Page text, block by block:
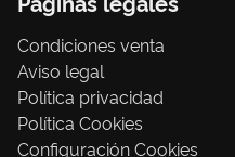
Condiciones venta
Aviso legal
Política privacidad
Política Cookies
Configuración Cookies